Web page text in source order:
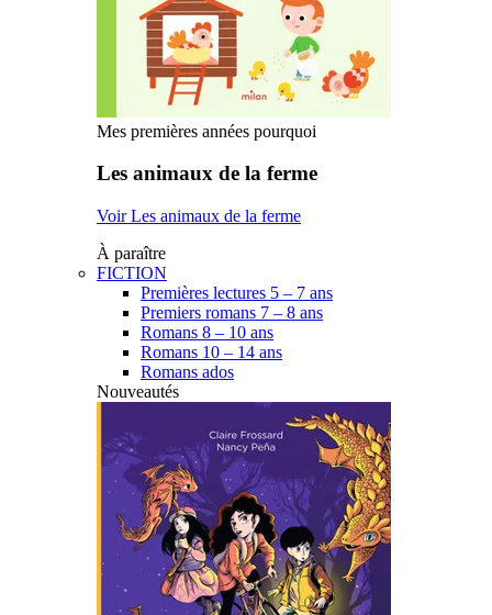
Mes premières années pourquoi
Les animaux de la ferme
Voir Les animaux de la ferme
À paraître
FICTION
Premières lectures 5 – 7 ans
Premiers romans 7 – 8 ans
Romans 8 – 10 ans
Romans 10 – 14 ans
Romans ados
Nouveautés